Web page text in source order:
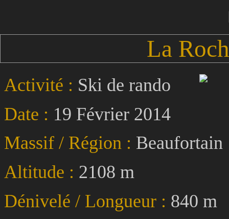
La
Activité : Ski de rando
Date : 19 Février 2014
Massif / Région : Beaufortain
Altitude : 2108 m
Dénivelé / Longueur : 840 m